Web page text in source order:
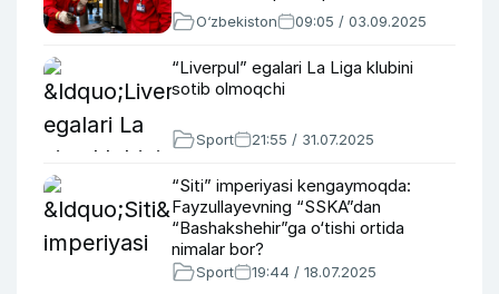
O‘zbekiston 09:05 / 03.09.2025
“Liverpul” egalari La Liga klubini
sotib olmoqchi
Sport 21:55 / 31.07.2025
“Siti” imperiyasi kengaymoqda:
Fayzullayevning “SSKA”dan
“Bashakshehir”ga o‘tishi ortida
nimalar bor?
Sport 19:44 / 18.07.2025